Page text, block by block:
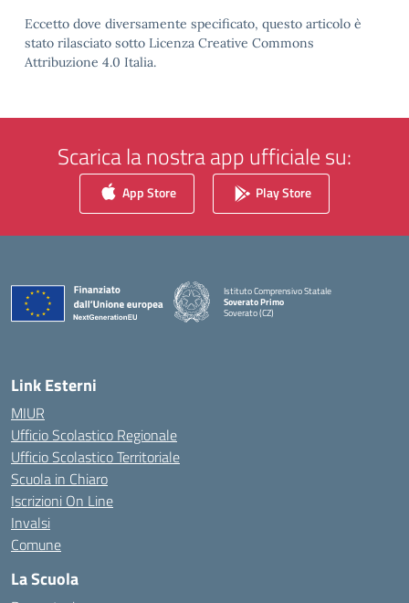
Eccetto dove diversamente specificato, questo articolo è
stato rilasciato sotto Licenza Creative Commons
Attribuzione 4.0 Italia.
Scarica la nostra app ufficiale su:
App Store Play Store
Istituto Comprensivo Statale
Soverato Primo
Soverato (CZ)
Link Esterni
MIUR
Ufficio Scolastico Regionale
Ufficio Scolastico Territoriale
Scuola in Chiaro
Iscrizioni On Line
Invalsi
Comune
La Scuola